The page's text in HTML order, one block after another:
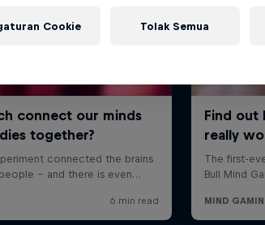
Cookie Tolak Semua